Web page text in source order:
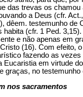
das trevas os
a Deus (cfr.
dêem. testemunho de
habita (cfr. 1 Ped.
e não apenas em
(16). Com efeito,
fazendo as
Eucaristia em virtude
graças, no
nos sacramentos